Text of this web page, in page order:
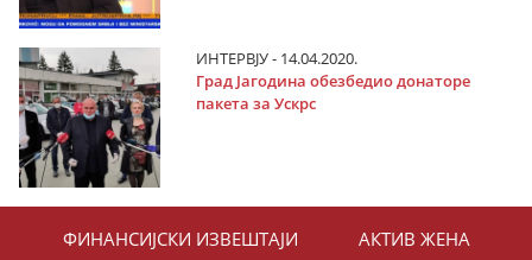
ИНТЕРВЈУ - 14.04.2020.
Град Јагодина обезбедио донаторе
пакета за Ускрс
ФИНАНСИЈСКИ ИЗВЕШТАЈИ АКТИВ ЖЕНА